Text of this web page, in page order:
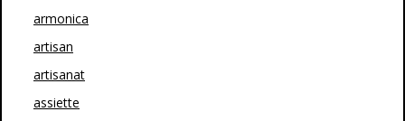
armonica
artisan
artisanat
assiette